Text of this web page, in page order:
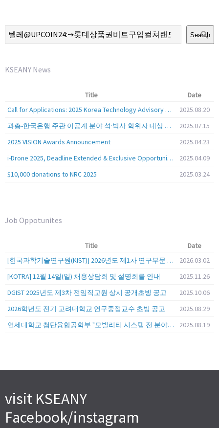
Search
KSEANY News
Title
Date
Call for Applications: 2025 Korea Technology Advisory Group (K-TAG)
2025.08.20
과총-한국은행 주관 이공계 분야 석·박사 학위자 대상 서베이
2025.07.15
2025 VISION Awards Announcement
2025.04.23
i-Drone 2025, Deadline Extended & Exclusive Opportunity to Travel to Korea!
2025.04.09
$10,000 donations to NRC 2025
2025.03.24
Job Oppotunites
Title
Date
[한국과학기술연구원(KIST)] 2026년도 제1차 연구부문 공개채용 안내
2026.03.02
[KOTRA] 12월 14일(일) 채용상담회 및 설명회를 안내
2025.11.26
DGIST 2025년도 제3차 전임직교원 상시 공개초빙 공고
2025.10.06
2026학년도 전기 고려대학교 연구중점교수 초빙 공고
2025.08.29
연세대학교 첨단융합공학부 "모빌리티 시스템 전 분야" 전임교원 특별채용 (2026년 9월 1일자 임용 예정)
2025.08.19
visit KSEANY
Facebook/instagram